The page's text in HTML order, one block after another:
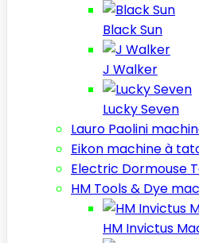
Black Sun
J Walker
Lucky Seven
Lauro Paolini
Eikon machine à
Electric Dormouse
HM Tools & Dye
HM Invictus